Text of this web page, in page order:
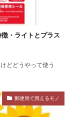
・ライトとプラス
どどうやって使う
郵便局で買えるモノ